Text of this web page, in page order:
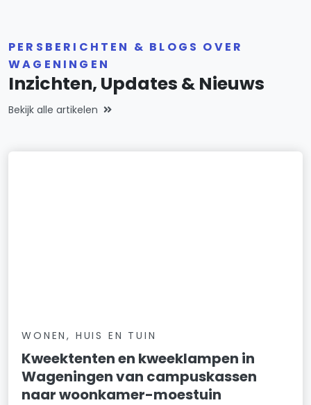
PERSBERICHTEN & BLOGS OVER
WAGENINGEN
Inzichten, Updates & Nieuws
Bekijk alle artikelen
WONEN, HUIS EN TUIN
Kweektenten en kweeklampen in
Wageningen van campuskassen
naar woonkamer-moestuin